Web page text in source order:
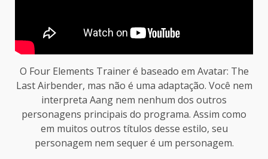
O Four Elements Trainer é baseado em Avatar: The
Last Airbender, mas não é uma adaptação. Você nem
interpreta Aang nem nenhum dos outros
personagens principais do programa. Assim como
em muitos outros títulos desse estilo, seu
personagem nem sequer é um personagem.